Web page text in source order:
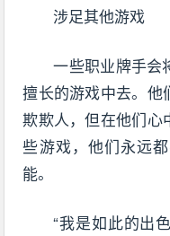
涉足其他游戏
一些职业牌手会
擅长的游戏中去。他
欺欺人，但在他们心
些游戏，他们永远
能。
“我是如此的出